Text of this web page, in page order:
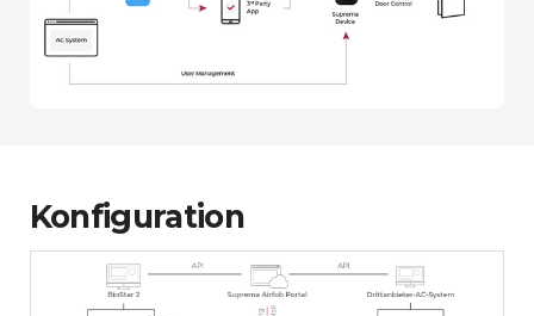
Konfiguration